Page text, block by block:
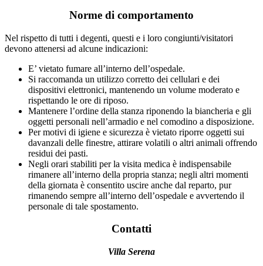
Norme di comportamento
Nel rispetto di tutti i degenti, questi e i loro congiunti/visitatori
devono attenersi ad alcune indicazioni:
E’ vietato fumare all’interno dell’ospedale.
Si raccomanda un utilizzo corretto dei cellulari e dei
dispositivi elettronici, mantenendo un volume moderato e
rispettando le ore di riposo.
Mantenere l’ordine della stanza riponendo la biancheria e gli
oggetti personali nell’armadio e nel comodino a disposizione.
Per motivi di igiene e sicurezza è vietato riporre oggetti sui
davanzali delle finestre, attirare volatili o altri animali offrendo
residui dei pasti.
Negli orari stabiliti per la visita medica è indispensabile
rimanere all’interno della propria stanza; negli altri momenti
della giornata è consentito uscire anche dal reparto, pur
rimanendo sempre all’interno dell’ospedale e avvertendo il
personale di tale spostamento.
Contatti
Villa Serena